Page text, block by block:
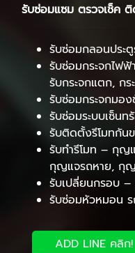
รับซ่อมแซม ตรวจเช็ค
รับซ่อมกลอนประ
รับซ่อมกระจกไฟ
รับกระจกแตก, กร
รับซ่อมกระจกมอ
รับซ่อมระบบเซ็นท
รับติดตั้งรีโมทกัน
รับทำรีโมท – กุญ
กุญแจรถหาย, กุ
รับเปลี่ยนกรอบ
รับซ่อมหัวหมอน
ADD LINE คลิก!